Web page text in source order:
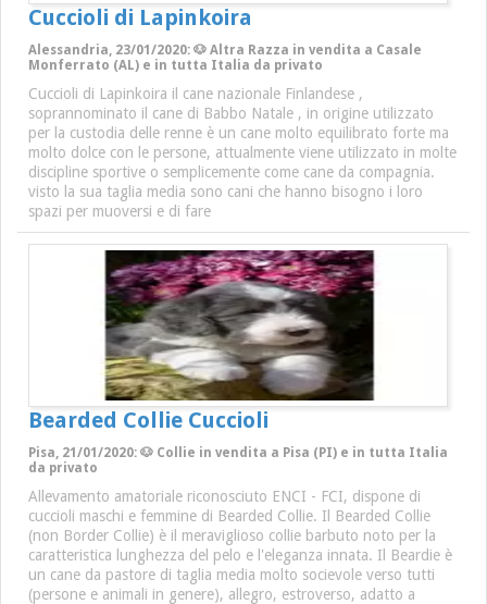
Cuccioli di Lapinkoira
Alessandria, 23/01/2020: 🐶 Altra Razza in vendita a Casale
Monferrato (AL) e in tutta Italia da privato
Cuccioli di Lapinkoira il cane nazionale Finlandese ,
soprannominato il cane di Babbo Natale , in origine utilizzato
per la custodia delle renne è un cane molto equilibrato forte ma
molto dolce con le persone, attualmente viene utilizzato in molte
discipline sportive o semplicemente come cane da compagnia.
visto la sua taglia media sono cani che hanno bisogno i loro
spazi per muoversi e di fare
Bearded Collie Cuccioli
Pisa, 21/01/2020: 🐶 Collie in vendita a Pisa (PI) e in tutta Italia
da privato
Allevamento amatoriale riconosciuto ENCI - FCI, dispone di
cuccioli maschi e femmine di Bearded Collie. Il Bearded Collie
(non Border Collie) è il meraviglioso collie barbuto noto per la
caratteristica lunghezza del pelo e l'eleganza innata. Il Beardie è
un cane da pastore di taglia media molto socievole verso tutti
(persone e animali in genere), allegro, estroverso, adatto a